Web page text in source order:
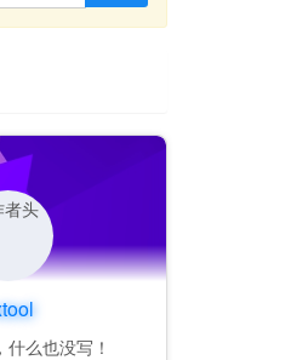
么也没写！